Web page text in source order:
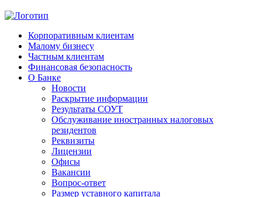
Корпоративным клиентам
Малому бизнесу
Частным клиентам
Финансовая безопасность
О Банке
Новости
Раскрытие информации
Результаты СОУТ
Обслуживание иностранных налоговых
резидентов
Реквизиты
Лицензии
Офисы
Вакансии
Вопрос-ответ
Размер уставного капитала